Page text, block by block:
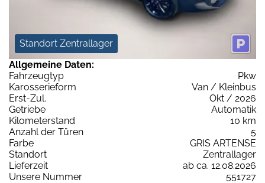
Standort Zentrallager
Allgemeine Daten:
Fahrzeugtyp
Pkw
Karosserieform
Van / Kleinbus
Erst-Zul.
Okt / 2026
Getriebe
Automatik
Kilometerstand
10 km
Anzahl der Türen
5
Farbe
GRIS ARTENSE
Standort
Zentrallager
Lieferzeit
ab ca. 12.08.2026
Unsere Nummer
551727